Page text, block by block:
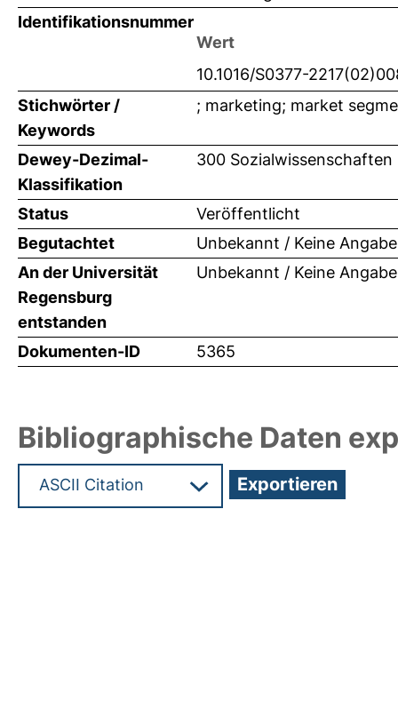
Identifikationsnummer
Wert
10.1016/S0377-
Stichwörter /
Keywords
; marketing; market
Dewey-Dezimal-
Klassifikation
300
Status
Veröffentlicht
Begutachtet
Unbekannt / Keine Angabe
An der Universität
Regensburg
entstanden
Unbekannt / Keine Angabe
Dokumenten-ID 5365
Bibliographische Daten